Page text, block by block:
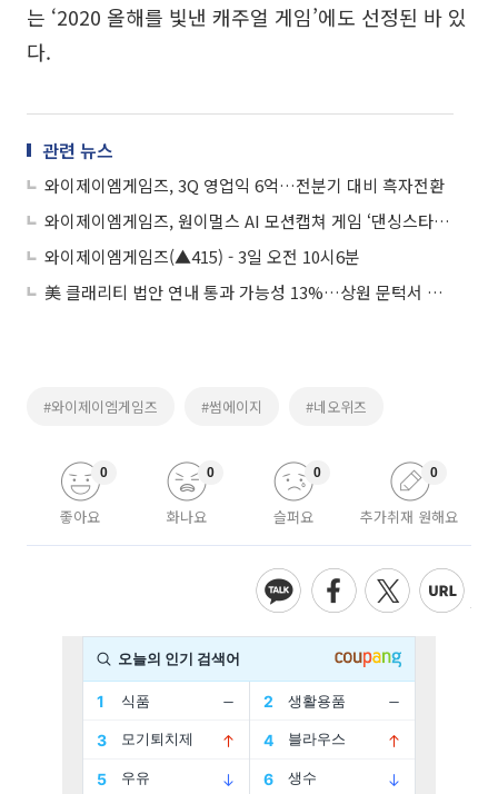
는 ‘2020 올해를 빛낸 캐주얼 게임’에도 선정된 바 있
다.
관련 뉴스
와이제이엠게임즈, 3Q 영업익 6억…전분기 대비 흑자전환
와이제이엠게임즈, 원이멀스 AI 모션캡쳐 게임 ‘댄싱스타’ 퍼블리싱 계약 체결
와이제이엠게임즈(▲415) - 3일 오전 10시6분
美 클래리티 법안 연내 통과 가능성 13%…상원 문턱서 제동
#와이제이엠게임즈 #썸에이지 #네오위즈
좋아요
0
화나요
0
슬퍼요
0
추가취재 원해요
0